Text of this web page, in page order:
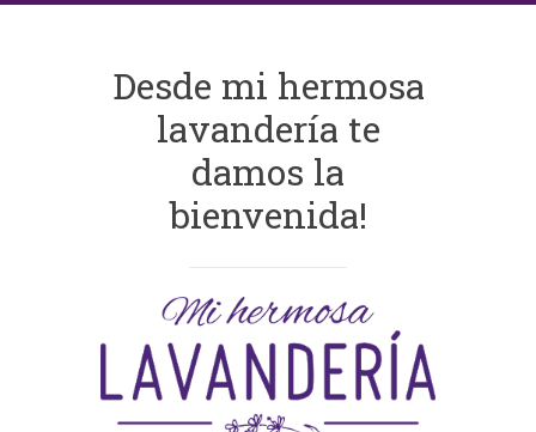
Desde mi hermosa
lavandería te
damos la
bienvenida!